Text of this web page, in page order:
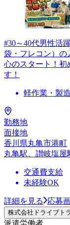
#30～40代男性活
袋・フレコン）
心のスタート！初
す！
軽作業・製
勤務地
面接地
香川県丸亀市港町
丸亀駅、讃岐塩屋
交通費支給
未経験OK
詳細を見る 応募
株式会社ドライブト
派遣労働者